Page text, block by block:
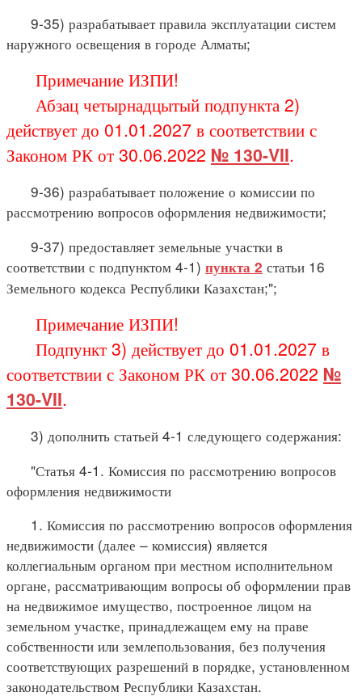
9-35) разрабатывает правила эксплуатации систем
наружного освещения в городе Алматы;
Примечание ИЗПИ!
Абзац четырнадцытый подпункта 2)
действует до 01.01.2027 в соответствии с
Законом РК от 30.06.2022 № 130-VII.
9-36) разрабатывает положение о комиссии по
рассмотрению вопросов оформления недвижимости;
9-37) предоставляет земельные участки в
соответствии с подпунктом 4-1) пункта 2 статьи 16
Земельного кодекса Республики Казахстан;";
Примечание ИЗПИ!
Подпункт 3) действует до 01.01.2027 в
соответствии с Законом РК от 30.06.2022 №
130-VII.
3) дополнить статьей 4-1 следующего содержания:
"Статья 4-1. Комиссия по рассмотрению вопросов
оформления недвижимости
1. Комиссия по рассмотрению вопросов оформления
недвижимости (далее – комиссия) является
коллегиальным органом при местном исполнительном
органе, рассматривающим вопросы об оформлении прав
на недвижимое имущество, построенное лицом на
земельном участке, принадлежащем ему на праве
собственности или землепользования, без получения
соответствующих разрешений в порядке, установленном
законодательством Республики Казахстан.